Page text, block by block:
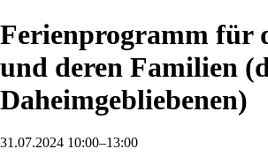
Ferienprogramm für
und deren Familien
Daheimgebliebenen)
31.07.2024 10:00–13:00